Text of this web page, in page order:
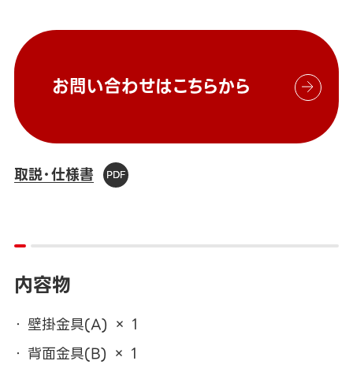
お問い合わせはこちらから
取説・仕様書
内容物
壁掛金具(A) × 1
背面金具(B) × 1